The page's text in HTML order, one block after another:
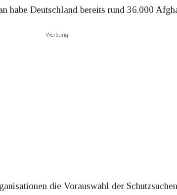
habe Deutschland bereits rund 36.000
Werbung
die Vorauswahl der